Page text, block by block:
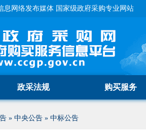
息网络发布媒体 国家级政府采购专业网站
政采法规 购买服务
» 中央公告 » 中标公告